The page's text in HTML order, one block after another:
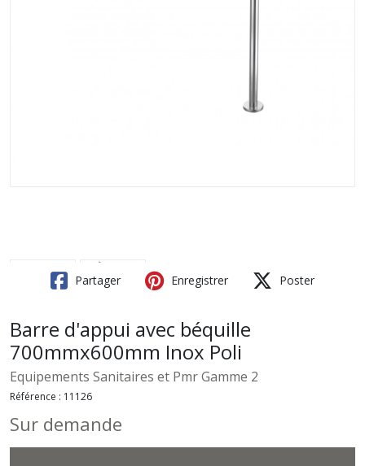
Partager Enregistrer Poster
Barre d'appui avec béquille
700mmx600mm Inox Poli
Equipements Sanitaires et Pmr Gamme 2
Référence : 11126
Sur demande